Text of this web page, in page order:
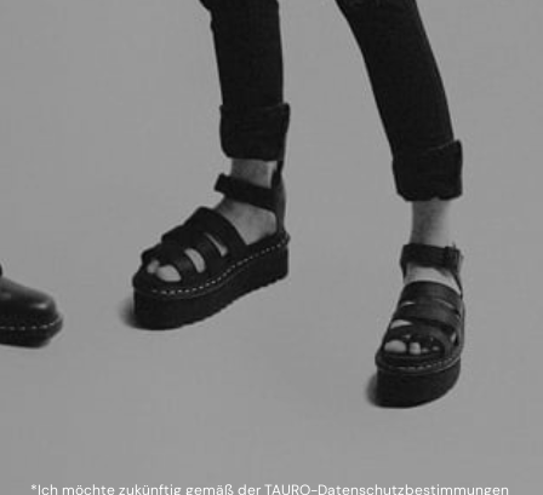
*Ich möchte zukünftig gemäß derTAURO-Datenschutzbestimmungen